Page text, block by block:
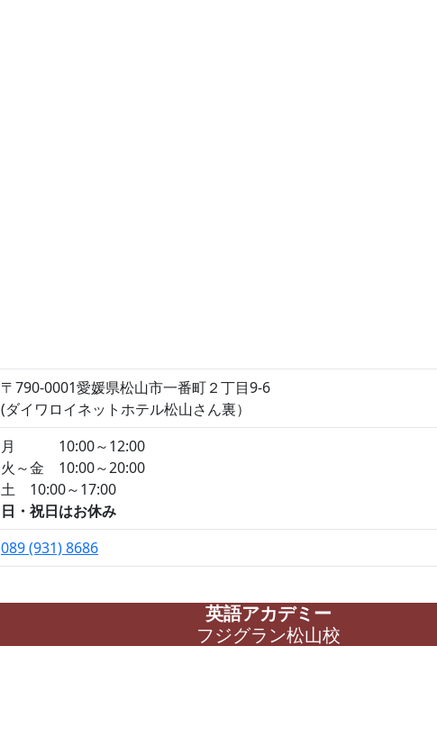
〒790-0001愛媛県松山市一番町２丁目9-6
(ダイワロイネットホテル松山さん裏）
月 10:00～12:00
火～金 10:00～20:00
土 10:00～17:00
日・祝日はお休み
089 (931) 8686
英語アカデミー
フジグラン松山校